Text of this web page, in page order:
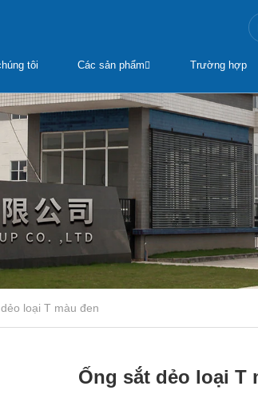
tôi Các sản phẩm Trường hợp
loại T màu đen
Ống sắt dẻo loại T